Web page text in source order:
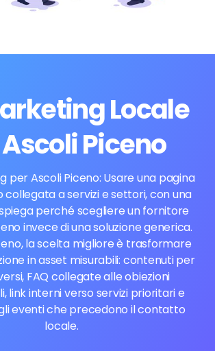
Locale
Piceno
per Ascoli Piceno: Usare una pagina
a servizi e settori, con una
perché scegliere un fornitore
invece di una soluzione generica.
la scelta migliore è trasformare
in asset misurabili: contenuti per
FAQ collegate alle obiezioni
link interni verso servizi prioritari e
eventi che precedono il contatto
locale.